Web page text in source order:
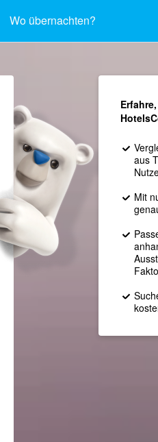
Wo übernachten?
aus
Mit